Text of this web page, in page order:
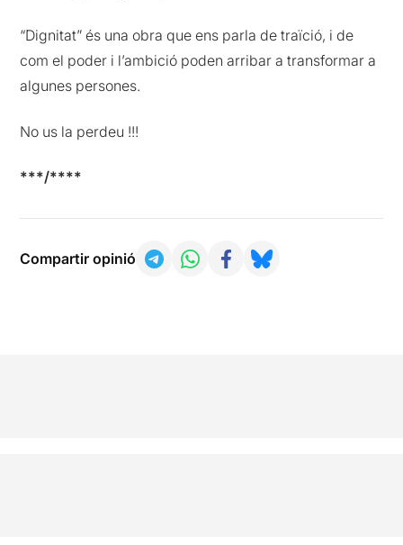
“Dignitat” és una obra que ens parla de traïció, i de
com el poder i l’ambició poden arribar a transformar a
algunes persones.
No us la perdeu !!!
***/****
Compartir opinió